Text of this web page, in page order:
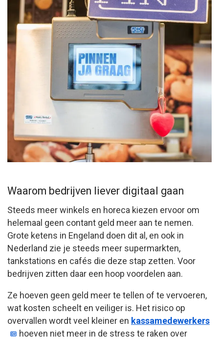
Waarom bedrijven liever digitaal gaan
Steeds meer winkels en horeca kiezen ervoor om
helemaal geen contant geld meer aan te nemen.
Grote ketens in Engeland doen dit al, en ook in
Nederland zie je steeds meer supermarkten,
tankstations en cafés die deze stap zetten. Voor
bedrijven zitten daar een hoop voordelen aan.
Ze hoeven geen geld meer te tellen of te vervoeren,
wat kosten scheelt en veiliger is. Het risico op
overvallen wordt veel kleiner en kassamedewerkers
hoeven niet meer in de stress te raken over